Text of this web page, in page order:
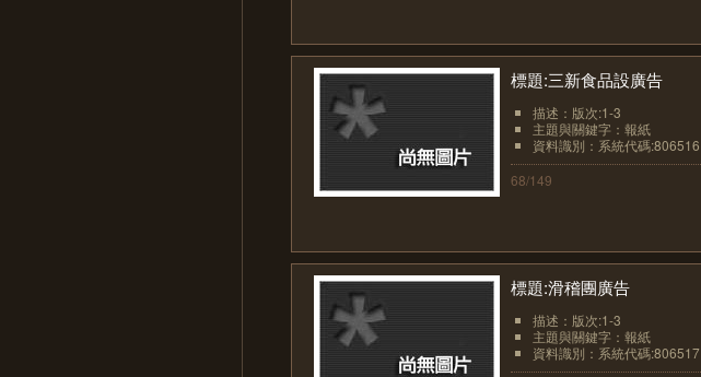
標題:三新食品設廣告
描述：版次:1-3
主題與關鍵字：報紙
資料識別：系統代碼:806516
68/149
標題:滑稽團廣告
描述：版次:1-3
主題與關鍵字：報紙
資料識別：系統代碼:806517